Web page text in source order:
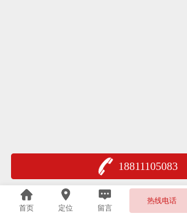
18811105083
首页 定位 留言
热线电话